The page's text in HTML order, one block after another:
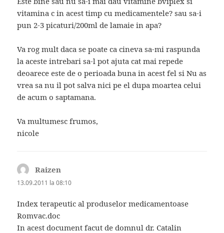
vitamina c in acest timp cu medicamentele? sau sa-i
pun 2-3 picaturi/200ml de lamaie in apa?
Va rog mult daca se poate ca cineva sa-mi raspunda
la aceste intrebari sa-l pot ajuta cat mai repede
deoarece este de o perioada buna in acest fel si Nu as
vrea sa nu il pot salva nici pe el dupa moartea celui
de acum o saptamana.
Va multumesc frumos,
nicole
Raizen
13.09.2011 la 08:10
Index terapeutic al produselor medicamentoase
Romvac.doc
In acest document facut de domnul dr. Catalin